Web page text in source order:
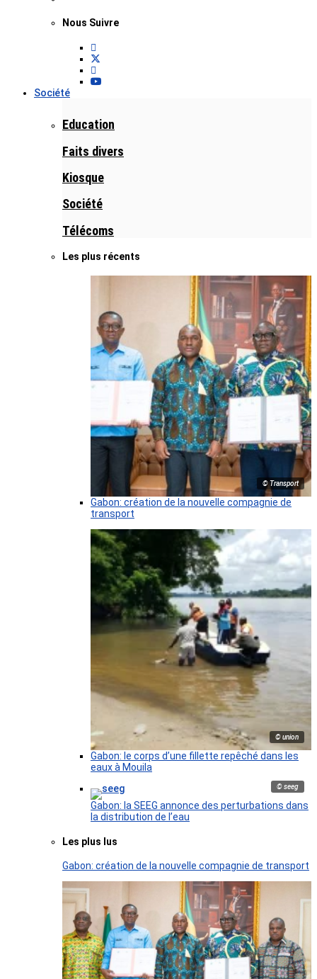
Nous Suivre
Société
Education
Faits divers
Kiosque
Société
Télécoms
Les plus récents
© Transport
Gabon: création de la nouvelle compagnie de
transport
© union
Gabon: le corps d’une fillette repêché dans les
eaux à Mouila
© seeg
Gabon: la SEEG annonce des perturbations dans
la distribution de l’eau
Les plus lus
Gabon: création de la nouvelle compagnie de transport